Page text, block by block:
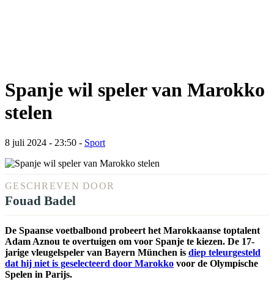
Spanje wil speler van Marokko
stelen
8 juli 2024 - 23:50 - Sport
GESCHREVEN DOOR
Fouad Badel
De Spaanse voetbalbond probeert het Marokkaanse toptalent
Adam Aznou te overtuigen om voor Spanje te kiezen. De 17-
jarige vleugelspeler van Bayern München is diep teleurgesteld
dat hij niet is geselecteerd door Marokko voor de Olympische
Spelen in Parijs.